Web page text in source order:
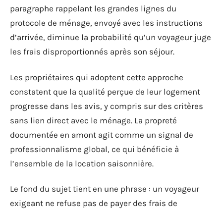
paragraphe rappelant les grandes lignes du
protocole de ménage, envoyé avec les instructions
d’arrivée, diminue la probabilité qu’un voyageur juge
les frais disproportionnés après son séjour.
Les propriétaires qui adoptent cette approche
constatent que la qualité perçue de leur logement
progresse dans les avis, y compris sur des critères
sans lien direct avec le ménage. La propreté
documentée en amont agit comme un signal de
professionnalisme global, ce qui bénéficie à
l’ensemble de la location saisonnière.
Le fond du sujet tient en une phrase : un voyageur
exigeant ne refuse pas de payer des frais de